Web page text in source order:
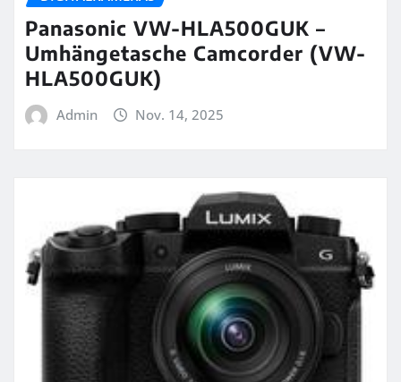
Panasonic VW-HLA500GUK –
Umhängetasche Camcorder (VW-
HLA500GUK)
Admin Nov. 14, 2025